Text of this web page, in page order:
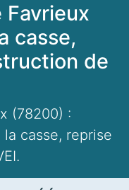
Favrieux
casse,
de
(78200) :
casse, reprise